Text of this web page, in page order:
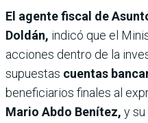
El agente fiscal de
Doldán, indicó que el
acciones dentro de la
supuestas cuentas
beneficiarios finales al
Mario Abdo Benítez, y